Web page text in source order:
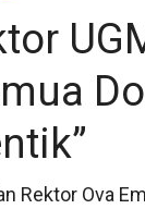
Rektor Ova